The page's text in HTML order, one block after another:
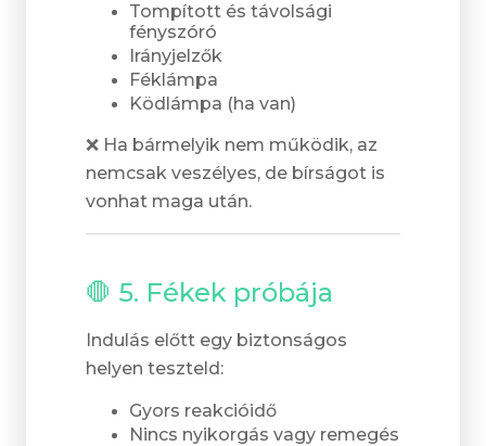
Tompított és távolsági
fényszóró
Irányjelzők
Féklámpa
Ködlámpa (ha van)
❌ Ha bármelyik nem működik, az
nemcsak veszélyes, de bírságot is
vonhat maga után.
🛑 5. Fékek próbája
Indulás előtt egy biztonságos
helyen teszteld:
Gyors reakcióidő
Nincs nyikorgás vagy remegés